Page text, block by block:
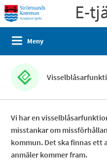
E-
Meny
Vi har en
misstankar om
kommun. Det ska finnas ett
anmäler kommer fram.